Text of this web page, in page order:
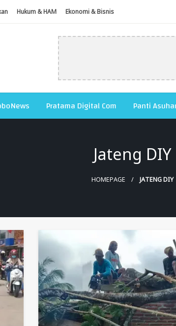
Hukum & HAM Ekonomi & Bisnis
Pratama Digital Com Panti
Jateng DIY
HOMEPAGE JATENG DIY